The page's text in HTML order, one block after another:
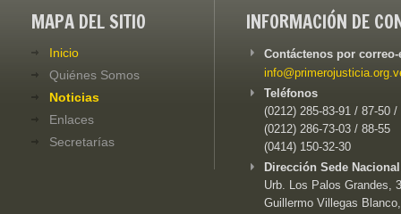
MAPA DEL SITIO
Inicio
Quiénes Somos
Noticias
Enlaces
Secretarías
INFORMACIÓN DE
Contáctenos por
Teléfonos
(0212) 285-83-91 / 87-50 /
(0212) 286-73-03 / 88-55
(0414) 150-32-30
Dirección Sede
Urb. Los Palos Grandes,
Guillermo Villegas